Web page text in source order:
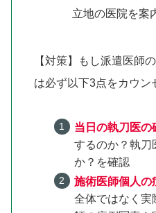
立地の医院を案
【対策】もし派遣医師
は必ず以下3点をカウン
当日の執刀医の
するのか？執刀
か？を確認
施術医師個人の
全体ではなく実